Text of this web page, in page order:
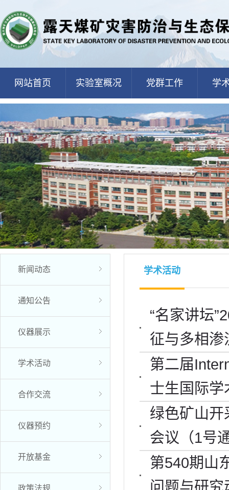
网站首页 实验室概况 党群工作 学
新闻动态
通知公告
仪器展示
学术活动
合作交流
仪器预约
开放基金
政策法规
学术活动
“名家讲坛
征与多相渗
第二届
士生国际学
绿色矿山开
会议（1号
第540期山